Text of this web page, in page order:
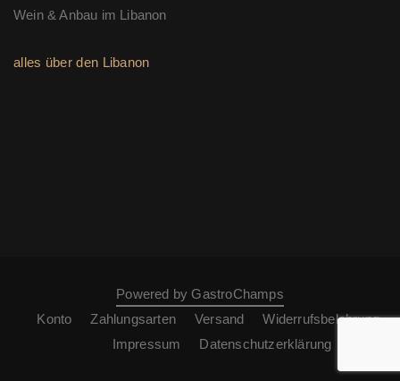
Wein & Anbau im Libanon
alles über den Libanon
Powered by GastroChamps
Konto
Zahlungsarten Versand
Widerrufsbelehrung
Impressum
Datenschutzerklärung